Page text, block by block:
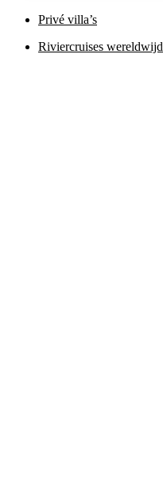
Privé villa’s
Riviercruises wereldwijd